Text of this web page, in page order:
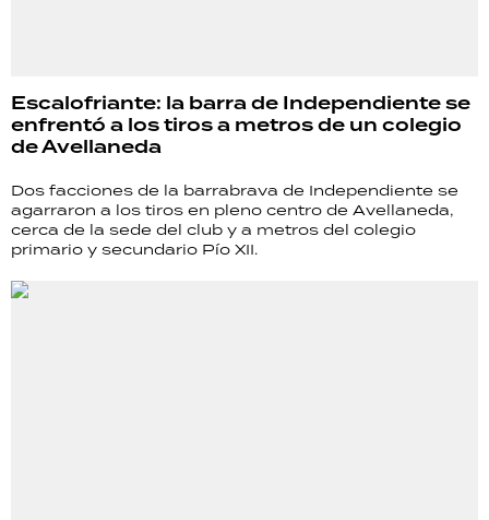
Escalofriante: la barra de Independiente se
enfrentó a los tiros a metros de un colegio
de Avellaneda
Dos facciones de la barrabrava de Independiente se
agarraron a los tiros en pleno centro de Avellaneda,
cerca de la sede del club y a metros del colegio
primario y secundario Pío XII.